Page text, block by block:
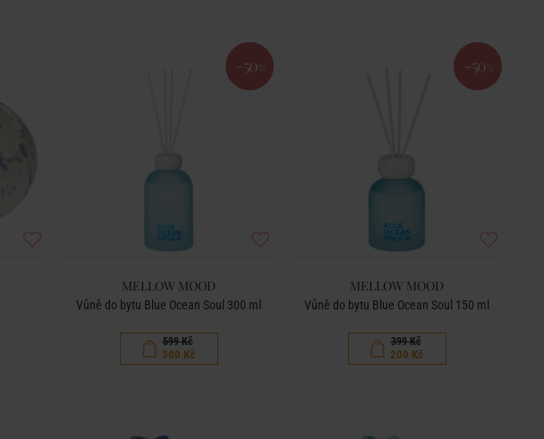
-50 %
MELLOW MOOD
Vůně do bytu Blue Ocean Soul 300 ml
599 Kč
300 Kč
-50 %
MELLOW MOOD
Vůně do bytu Blue Ocean Soul 150 ml
399 Kč
200 Kč